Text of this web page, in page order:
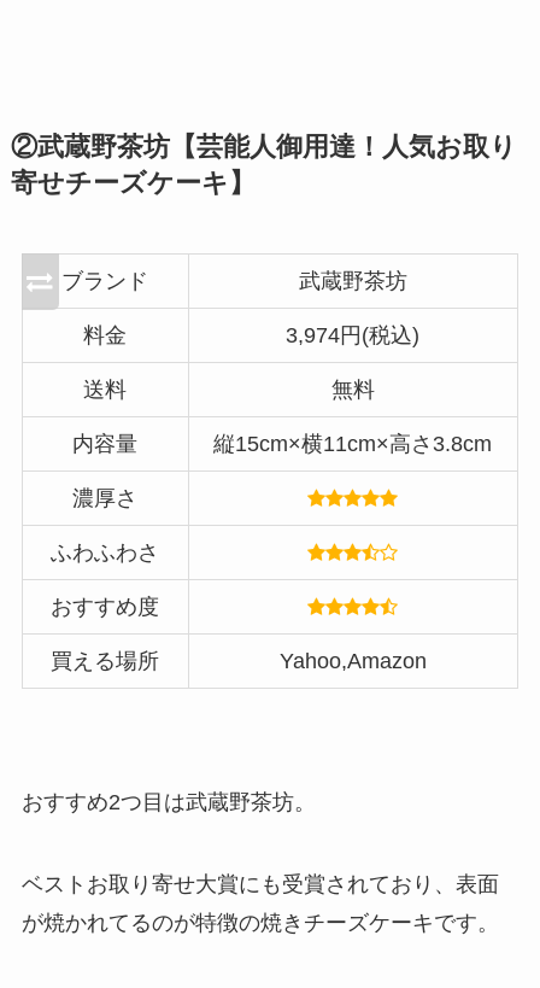
②武蔵野茶坊【芸能人御用達！人気お取り
寄せチーズケーキ】
ブランド 武蔵野茶坊
料金 3,974円(税込)
送料 無料
内容量 縦15cm×横11cm×高さ3.8cm
濃厚さ
ふわふわさ
おすすめ度
買える場所 Yahoo,Amazon
おすすめ2つ目は武蔵野茶坊。
ベストお取り寄せ大賞にも受賞されており、表面
が焼かれてるのが特徴の焼きチーズケーキです。